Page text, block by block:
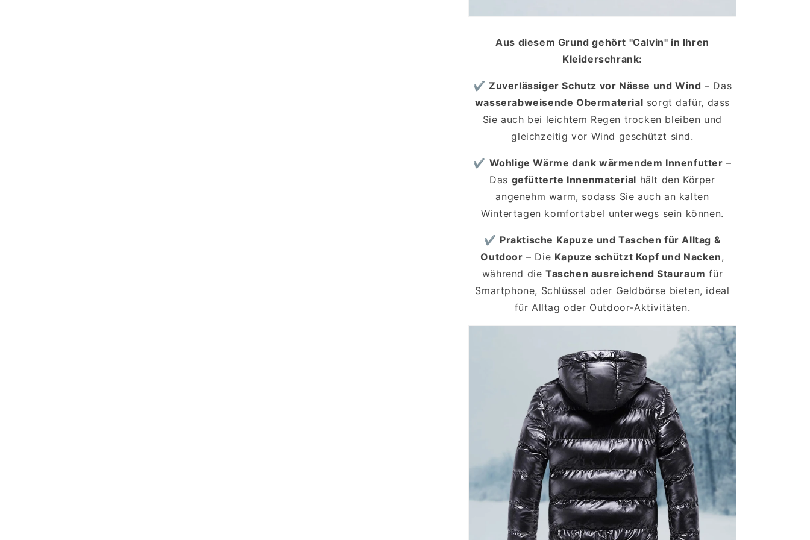
Aus diesem Grund gehört "Calvin" in Ihren
Kleiderschrank:
✔Zuverlässiger Schutz vor Nässe und Wind – Das
wasserabweisende Obermaterial sorgt dafür, dass
Sie auch bei leichtem Regen trocken bleiben und
gleichzeitig vor Wind geschützt sind.
✔ Wohlige Wärme dank wärmendem Innenfutter –
Das gefütterte Innenmaterial hält den Körper
angenehm warm, sodass Sie auch an kalten
Wintertagen komfortabel unterwegs sein können.
✔ Praktische Kapuze und Taschen für Alltag &
Outdoor – Die Kapuze schützt Kopf und Nacken,
während die Taschen ausreichend Stauraum für
Smartphone, Schlüssel oder Geldbörse bieten, ideal
für Alltag oder Outdoor-Aktivitäten.